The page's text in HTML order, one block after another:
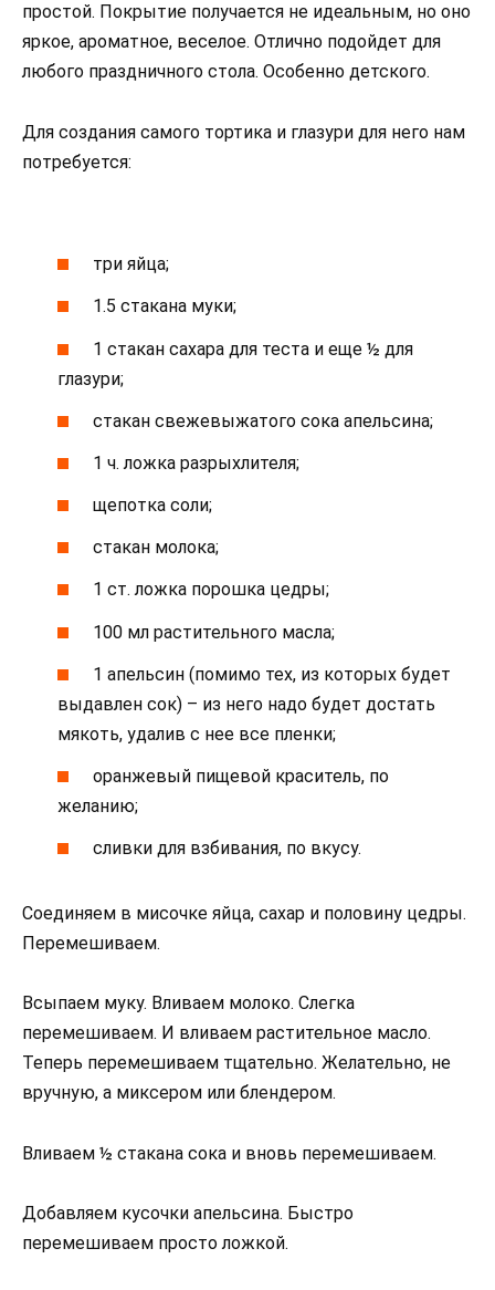
простой. Покрытие получается не идеальным, но оно
яркое, ароматное, веселое. Отлично подойдет для
любого праздничного стола. Особенно детского.
Для создания самого тортика и глазури для него нам
потребуется:
три яйца;
1.5 стакана муки;
1 стакан сахара для теста и еще ½ для
глазури;
стакан свежевыжатого сока апельсина;
1 ч. ложка разрыхлителя;
щепотка соли;
стакан молока;
1 ст. ложка порошка цедры;
100 мл растительного масла;
1 апельсин (помимо тех, из которых будет
выдавлен сок) – из него надо будет достать
мякоть, удалив с нее все пленки;
оранжевый пищевой краситель, по
желанию;
сливки для взбивания, по вкусу.
Соединяем в мисочке яйца, сахар и половину цедры.
Перемешиваем.
Всыпаем муку. Вливаем молоко. Слегка
перемешиваем. И вливаем растительное масло.
Теперь перемешиваем тщательно. Желательно, не
вручную, а миксером или блендером.
Вливаем ½ стакана сока и вновь перемешиваем.
Добавляем кусочки апельсина. Быстро
перемешиваем просто ложкой.